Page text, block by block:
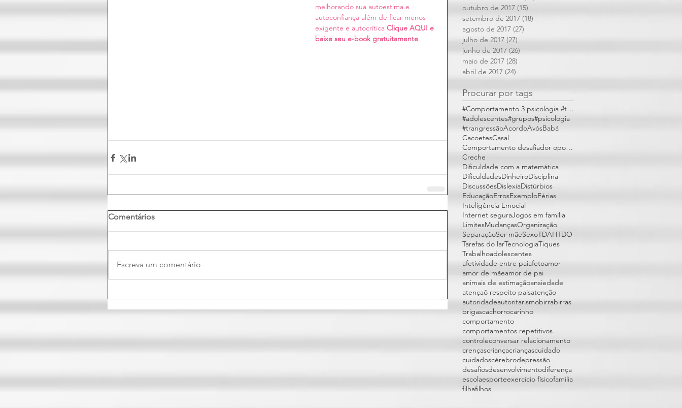
melhorando sua autoestima e
autoconfiança além de ficar menos
exigente e autocrítica Clique AQUI e
baixe seu e-book gratuitamente.
Comentários
Escreva um comentário
outubro de 2017 (15)
setembro de 2017 (18)
agosto de 2017 (27)
julho de 2017 (27)
junho de 2017 (26)
maio de 2017 (28)
abril de 2017 (24)
Procurar por tags
#Comportamento 3 psicologia #trangressões
#adolescentes#grupos#psicologia
#trangressãoAcordoAvósBabá
CacoetesCasal
Comportamento desafiador opositivo
Creche
Dificuldade com a matemática
DificuldadesDinheiroDisciplina
DiscussõesDislexiaDistúrbios
EducaçãoErrosExemploFérias
Inteligência Emocial
Internet seguraJogos em família
LimitesMudançasOrganização
SeparaçãoSer mãeSexoTDAHTDO
Tarefas do larTecnologiaTiques
Trabalhoadolescentes
afetividade entre paiafetoamor
amor de mãeamor de pai
animais de estimaçãoansiedade
atençaõ respeito paisatenção
autoridadeautoritarismobirrabirras
brigascachorrocarinho
comportamento
comportamentos repetitivos
controleconversar relacionamento
crençascriançacriançascuidado
cuidadoscérebrodepressão
desafiosdesenvolvimentodiferença
escolaesporteexercício físicofamilia
filhafilhos